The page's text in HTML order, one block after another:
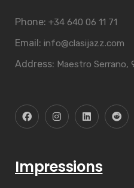
Phone: +34 640 06 11 71
Email: info@clasijazz.com
Address: Maestro Serrano,
Impressions